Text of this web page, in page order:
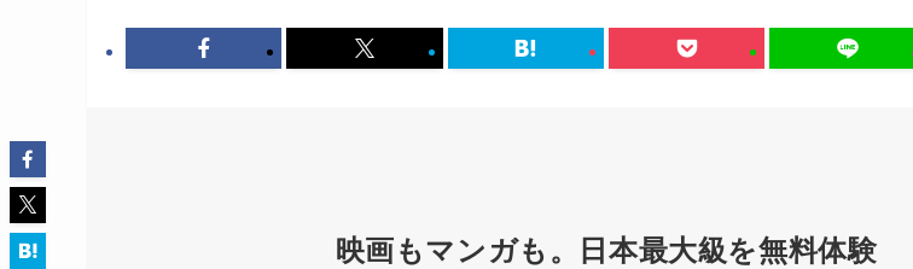
映画もマンガも。日本最大級を無料体験